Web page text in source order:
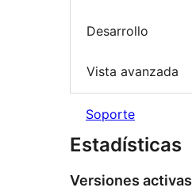
Desarrollo
Vista avanzada
Soporte
Estadísticas
Versiones activas